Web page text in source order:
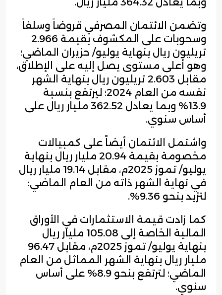
وتضمن الائتمان المصرفي قروضاً وسلفاً
وسحوبات على المكشوف بقيمة 2.966
تريليون ريال بنهاية يوليو/ حزيران الماضي؛
وهو أعلى مستوى يصل إليه على الإطلاق،
مقابل 2.603 تريليون ريال بنهاية الشهر
نفسه من العام 2024؛ ليرتفع بنسبة
13.9% وبما يعادل 362.52 مليار ريال على
أساس سنوي.
واشتمل الائتمان أيضاً على كمبيالات
مخصومة بقيمة 20.94 مليار ريال بنهاية
يوليو/ تموز 2025م، مقابل 19.14 مليار ريال
في نهاية الشهر ذاته من العام الماضي؛
لتزيد بنحو 9.36%.
كما زادت قيمة الاستثمارات في الأوراق
المالية الخاصة إلى 105.08 مليار ريال
بنهاية يوليو/ تموز 2025م، مقابل 96.47
مليار ريال بنهاية الشهر المماثل من العام
الماضي؛ لترتفع بنحو 8.9% على أساس
سنوي.